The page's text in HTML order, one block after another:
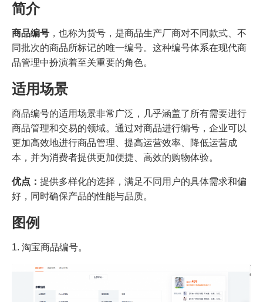
简介
商品编号 ，也称为货号，是商品生产厂商对不同款式、不
同批次的商品所标记的唯一编号。这种编号体系在现代商
品管理中扮演着至关重要的角色。
适用场景
商品编号的适用场景非常广泛，几乎涵盖了所有需要进行
商品管理和交易的领域。通过对商品进行编号，企业可以
更加高效地进行商品管理、提高运营效率、降低运营成
本，并为消费者提供更加便捷、高效的购物体验。
优点： 提供多样化的选择，满足不同用户的具体需求和偏
好，同时确保产品的性能与品质。
图例
1. 淘宝商品编号。